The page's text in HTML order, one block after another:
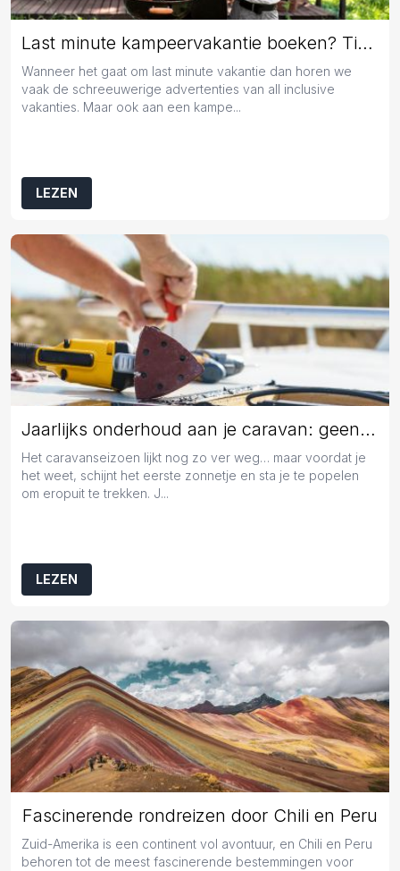
Last minute kampeervakantie boeken? Tips en tricks!
Wanneer het gaat om last minute vakantie dan horen we
vaak de schreeuwerige advertenties van all inclusive
vakanties. Maar ook aan een kampe...
LEZEN
Jaarlijks onderhoud aan je caravan: geen overbodige luxe
Het caravanseizoen lijkt nog zo ver weg… maar voordat je
het weet, schijnt het eerste zonnetje en sta je te popelen
om eropuit te trekken. J...
LEZEN
Fascinerende rondreizen door Chili en Peru
Zuid-Amerika is een continent vol avontuur, en Chili en Peru
behoren tot de meest fascinerende bestemmingen voor